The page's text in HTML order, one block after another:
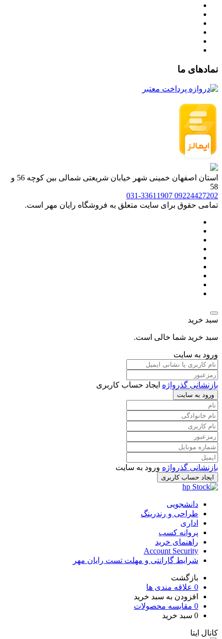
نمادهای ما
استان اصفهان خمینی شهر خیابان شریعتی شمالی بین کوچه 56 و
58
09224427202
031-33611907
تمامی حقوق برای سایت متعلق به فروشگاه رایان مهر است.
سبد خرید
سبد خرید شما خالی است.
ورود به سایت
بازنشانی گذرواژه ایجاد حساب کاربری
ورود به سایت
بازنشانی گذرواژه ورود به سایت
ایجاد حساب کاربری
دانشجویی
طراحی و رندرینگ
اداری
پروانه کسب
راهنمای خرید
Account Security
شرایط گارانتی و مهلت تست رایان مهر
بازگشت
0 علاقه مندی ها
افزودن به سبد خرید
0 مقایسه محصولات
0 سبد خرید
کانال ایتا